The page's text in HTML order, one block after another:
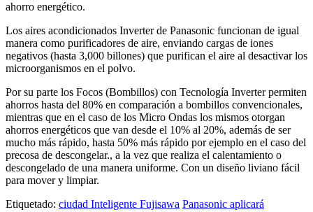
ahorro energético.
Los aires acondicionados Inverter de Panasonic funcionan de igual
manera como purificadores de aire, enviando cargas de iones
negativos (hasta 3,000 billones) que purifican el aire al desactivar los
microorganismos en el polvo.
Por su parte los Focos (Bombillos) con Tecnología Inverter permiten
ahorros hasta del 80% en comparación a bombillos convencionales,
mientras que en el caso de los Micro Ondas los mismos otorgan
ahorros energéticos que van desde el 10% al 20%, además de ser
mucho más rápido, hasta 50% más rápido por ejemplo en el caso del
precosa de descongelar., a la vez que realiza el calentamiento o
descongelado de una manera uniforme. Con un diseño liviano fácil
para mover y limpiar.
Etiquetado: ciudad Inteligente Fujisawa Panasonic aplicará